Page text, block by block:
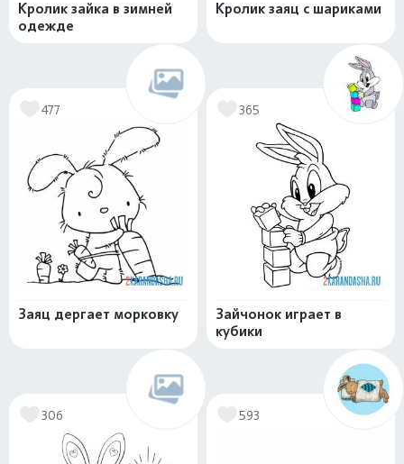
Кролик зайка в зимней
одежде
Кролик заяц с шариками
477
Заяц дергает морковку
365
Зайчонок играет в
кубики
306 593